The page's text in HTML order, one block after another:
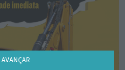
AVANÇAR